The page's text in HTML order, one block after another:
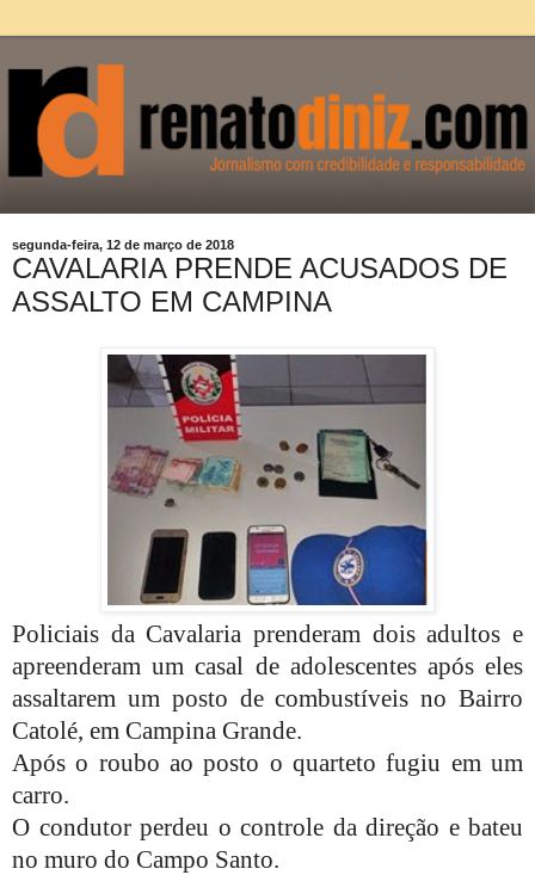
segunda-feira, 12 de março de 2018
CAVALARIA PRENDE ACUSADOS DE
ASSALTO EM CAMPINA
Policiais da Cavalaria prenderam dois adultos e
apreenderam um casal de adolescentes após eles
assaltarem um posto de combustíveis no Bairro
Catolé, em Campina Grande.
Após o roubo ao posto o quarteto fugiu em um
carro.
O condutor perdeu o controle da direção e bateu
no muro do Campo Santo.